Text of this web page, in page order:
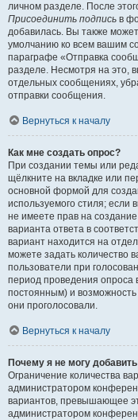
личном разделе. После
Присоединить подпись в
добавилась. Вы также
умолчанию ко всем вашим
параграфе «Отправка
разделе. Несмотря на это,
отдельных сообщениях,
отправки сообщения.
Вернуться к началу
Как мне создать опрос?
При создании темы или
щёлкните на вкладке или
основной формой для
используемого стиля; если
не имеете прав на
варианта ответа в
вариант находится на
можете задать количество
пользователи при
период проведения опроса
постоянным) и
они проголосовали.
Вернуться к началу
Почему я не могу
Ограничение количества
администратором
вариантов, превышающее
администратором